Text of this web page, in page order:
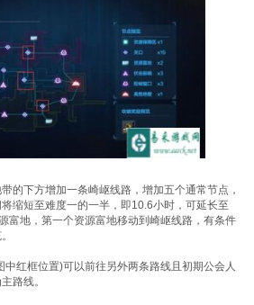
的下方增加一条崎岖线路，增加五个通常节点，
缩短至难度一的一半，即10.6小时，可延长至
富地，第一个资源富地移动到崎岖线路，有条件
红框位置)可以前往另外两条路线且初期公会人
路线。